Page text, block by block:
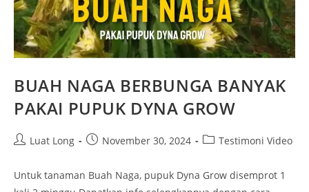
BUAH NAGA BERBUNGA BANYAK
PAKAI PUPUK DYNA GROW
Luat Long November 30, 2024 Testimoni Video
Untuk tanaman Buah Naga, pupuk Dyna Grow disemprot 1